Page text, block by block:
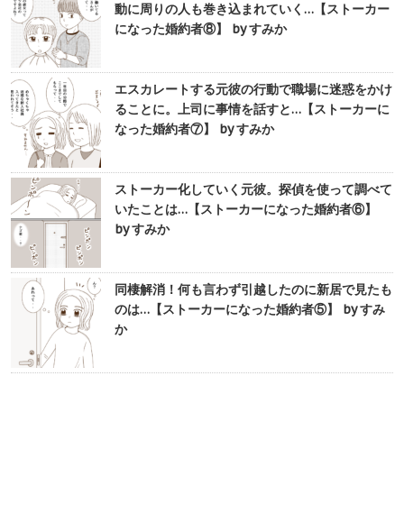
動に周りの人も巻き込まれていく…【ストーカー
になった婚約者⑧】 by すみか
エスカレートする元彼の行動で職場に迷惑をかけ
ることに。上司に事情を話すと…【ストーカーに
なった婚約者⑦】 by すみか
ストーカー化していく元彼。探偵を使って調べて
いたことは…【ストーカーになった婚約者⑥】
by すみか
同棲解消！何も言わず引越したのに新居で見たも
のは…【ストーカーになった婚約者⑤】 by すみ
か